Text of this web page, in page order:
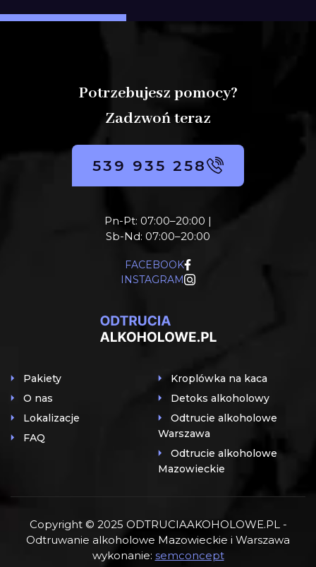
Potrzebujesz pomocy?
Zadzwoń teraz
539 935 258
Pn-Pt: 07:00–20:00 |
Sb-Nd: 07:00–20:00
FACEBOOK
INSTAGRAM
Pakiety
O nas
Lokalizacje
FAQ
Kroplówka na kaca
Detoks alkoholowy
Odtrucie alkoholowe
Warszawa
Odtrucie alkoholowe
Mazowieckie
Copyright © 2025 ODTRUCIAAKOHOLOWE.PL -
Odtruwanie alkoholowe Mazowieckie i Warszawa
wykonanie: semconcept